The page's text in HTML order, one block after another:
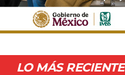
LO MÁS RECIENTE